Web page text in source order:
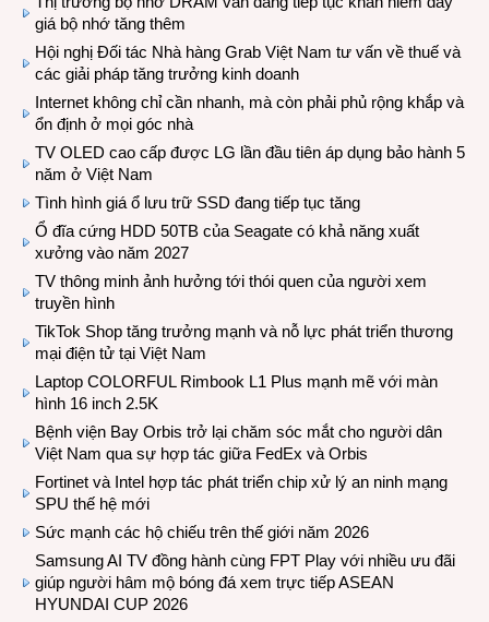
giá bộ nhớ tăng thêm
Hội nghị Đối tác Nhà hàng Grab Việt Nam tư vấn về thuế và
các giải pháp tăng trưởng kinh doanh
Internet không chỉ cần nhanh, mà còn phải phủ rộng khắp và
ổn định ở mọi góc nhà
TV OLED cao cấp được LG lần đầu tiên áp dụng bảo hành 5
năm ở Việt Nam
Tình hình giá ổ lưu trữ SSD đang tiếp tục tăng
Ổ đĩa cứng HDD 50TB của Seagate có khả năng xuất
xưởng vào năm 2027
TV thông minh ảnh hưởng tới thói quen của người xem
truyền hình
TikTok Shop tăng trưởng mạnh và nỗ lực phát triển thương
mại điện tử tại Việt Nam
Laptop COLORFUL Rimbook L1 Plus mạnh mẽ với màn
hình 16 inch 2.5K
Bệnh viện Bay Orbis trở lại chăm sóc mắt cho người dân
Việt Nam qua sự hợp tác giữa FedEx và Orbis
Fortinet và Intel hợp tác phát triển chip xử lý an ninh mạng
SPU thế hệ mới
Sức mạnh các hộ chiếu trên thế giới năm 2026
Samsung AI TV đồng hành cùng FPT Play với nhiều ưu đãi
giúp người hâm mộ bóng đá xem trực tiếp ASEAN
HYUNDAI CUP 2026